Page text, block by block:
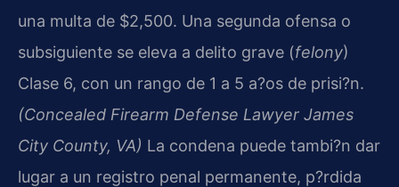
una multa de $2,500. Una segunda ofensa o
subsiguiente se eleva a delito grave (felony)
Clase 6, con un rango de 1 a 5 a?os de prisi?n.
(Concealed Firearm Defense Lawyer James
City County, VA) La condena puede tambi?n dar
lugar a un registro penal permanente, p?rdida